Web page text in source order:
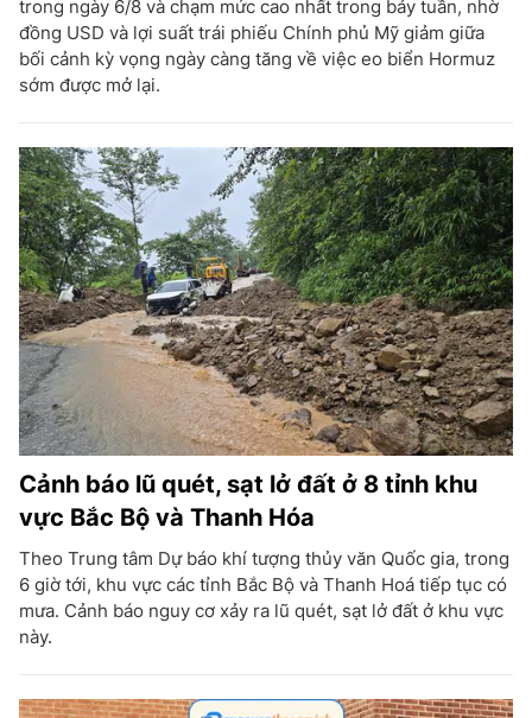
trong ngày 6/8 và chạm mức cao nhất trong bảy tuần, nhờ
đồng USD và lợi suất trái phiếu Chính phủ Mỹ giảm giữa
bối cảnh kỳ vọng ngày càng tăng về việc eo biển Hormuz
sớm được mở lại.
Cảnh báo lũ quét, sạt lở đất ở 8 tỉnh khu
vực Bắc Bộ và Thanh Hóa
Theo Trung tâm Dự báo khí tượng thủy văn Quốc gia, trong
6 giờ tới, khu vực các tỉnh Bắc Bộ và Thanh Hoá tiếp tục có
mưa. Cảnh báo nguy cơ xảy ra lũ quét, sạt lở đất ở khu vực
này.